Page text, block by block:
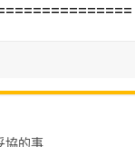
協的事